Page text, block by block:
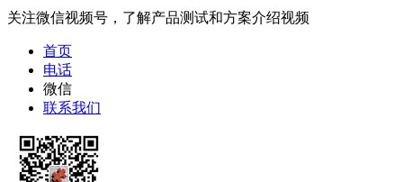
关注微信视频号，了解产品测试和方案介绍视频
首页
电话
微信
联系我们